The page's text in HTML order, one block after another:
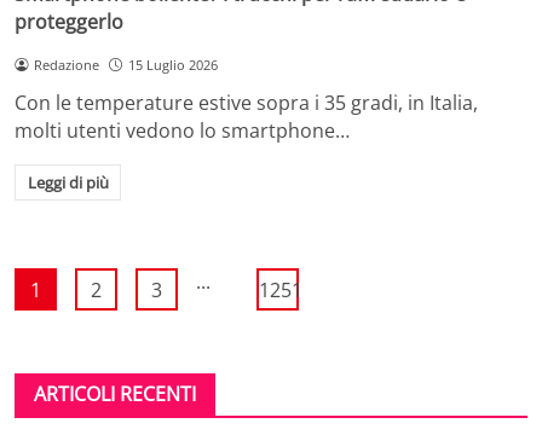
proteggerlo
Redazione 15 Luglio 2026
Con le temperature estive sopra i 35 gradi, in Italia,
molti utenti vedono lo smartphone…
Leggi di più
1 2 3 ... 1251
ARTICOLI RECENTI